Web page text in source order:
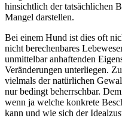
hinsichtlich der tatsächlichen
Mangel darstellen.
Bei einem Hund ist dies oft
nicht berechenbares
unmittelbar anhaftenden
Veränderungen unterliegen.
vielmals der natürlichen
nur bedingt beherrschbar.
wenn ja welche konkrete
kann und wie sich der